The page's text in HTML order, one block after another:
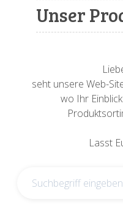
Unser
seht unsere Web-
wo Ihr
Lasst
Sonnenuhren
Spardosen
Vögel
Vogeltränken
Verschiedene
Wandschalen
Sockel + Säulen
Tierfiguren
Meeresbewohner
Schildkröten
Schweine +
Verschiedene
Zwiebel- +